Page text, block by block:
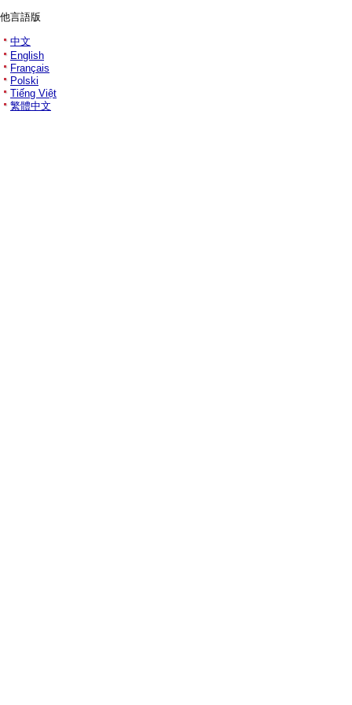
他言語版
中文
English
Français
Polski
Tiếng Việt
繁體中文